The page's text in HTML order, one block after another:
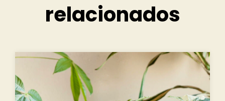
relacionados